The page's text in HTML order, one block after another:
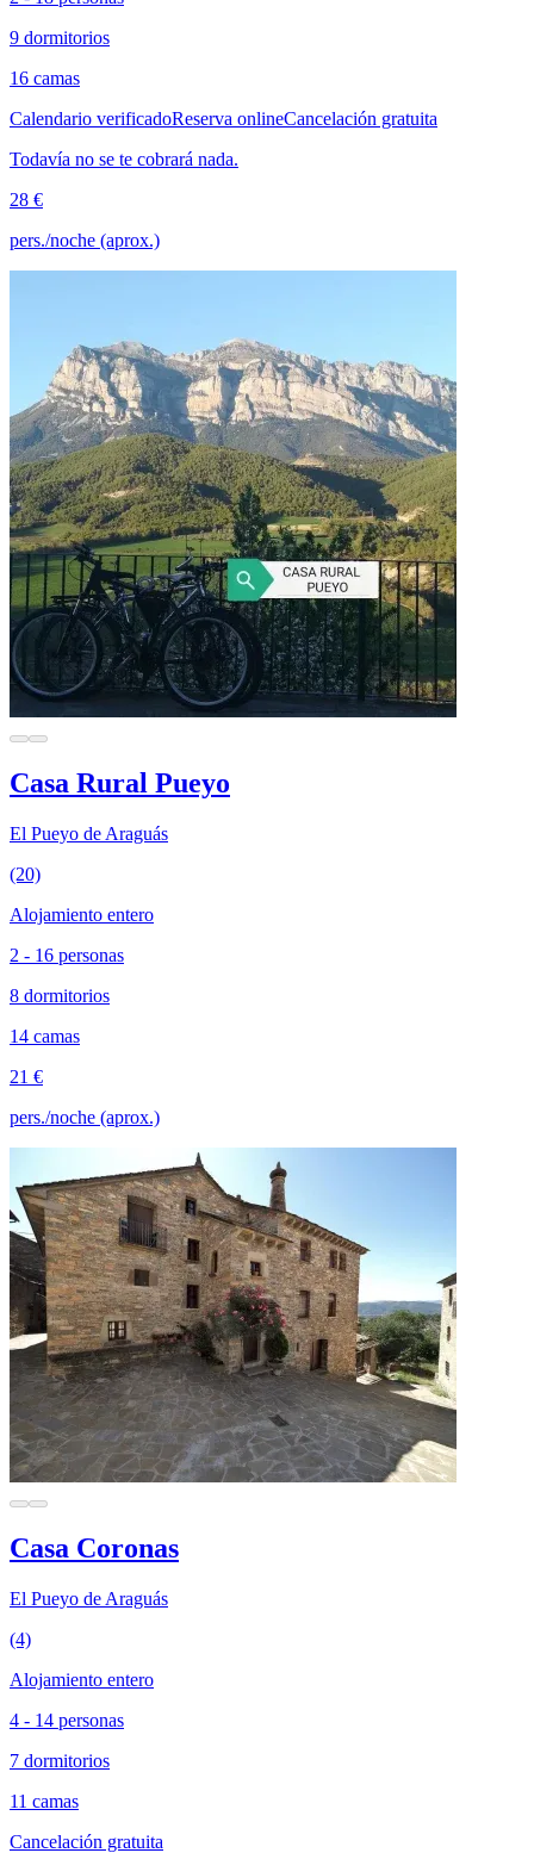
9 dormitorios
16 camas
Calendario verificadoReserva onlineCancelación gratuita
Todavía no se te cobrará nada.
28 €
pers./noche (aprox.)
Casa Rural Pueyo
El Pueyo de Araguás
(20)
Alojamiento entero
2 - 16 personas
8 dormitorios
14 camas
21 €
pers./noche (aprox.)
Casa Coronas
El Pueyo de Araguás
(4)
Alojamiento entero
4 - 14 personas
7 dormitorios
11 camas
Cancelación gratuita